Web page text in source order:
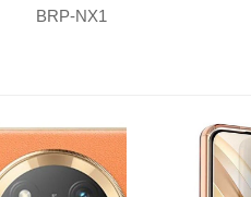
BRP-NX1